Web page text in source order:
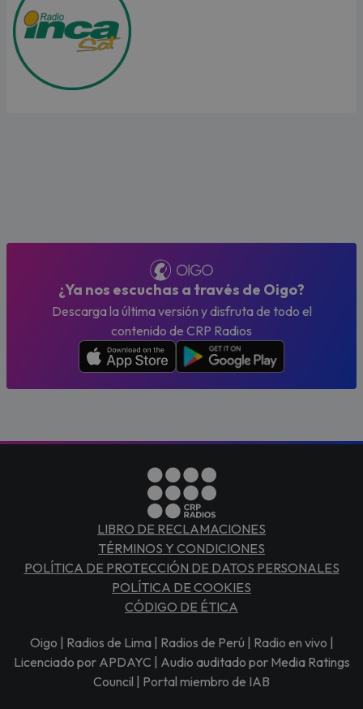
¿Ya nos escuchas a través de Oigo?
Descarga la última versión y disfruta de todo el
contenido de CRP Radios
LIBRO DE RECLAMACIONES
TÉRMINOS Y CONDICIONES
POLÍTICA DE PROTECCIÓN DE DATOS PERSONALES
POLÍTICA DE COOKIES
CÓDIGO DE ÉTICA
Oigo | Radios de Lima | Radios de Perú | Radio en vivo |
Licenciado por APDAYC | Audio auditado por Media Ratings
Council | Portal miembro de IAB